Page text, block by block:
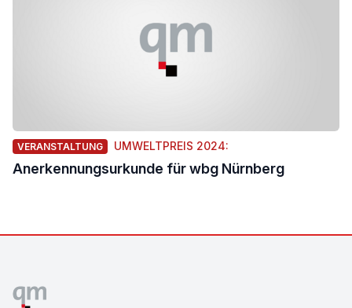
VERANSTALTUNG UMWELTPREIS 2024:
Anerkennungsurkunde für wbg Nürnberg